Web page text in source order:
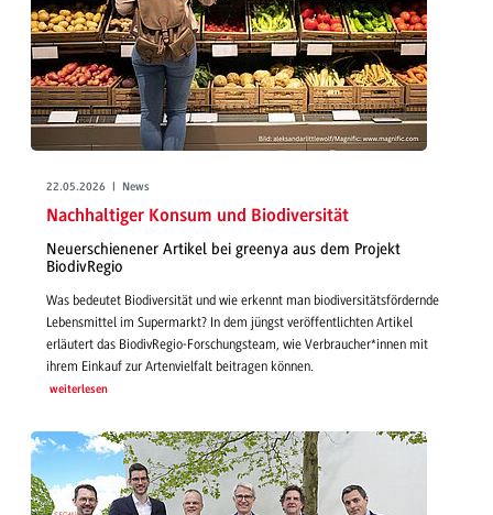
22.05.2026 | News
Nachhaltiger Konsum und Biodiversität
Neuerschienener Artikel bei greenya aus dem Projekt
BiodivRegio
Was bedeutet Biodiversität und wie erkennt man biodiversitätsfördernde
Lebensmittel im Supermarkt? In dem jüngst veröffentlichten Artikel
erläutert das BiodivRegio-Forschungsteam, wie Verbraucher*innen mit
ihrem Einkauf zur Artenvielfalt beitragen können.
weiterlesen